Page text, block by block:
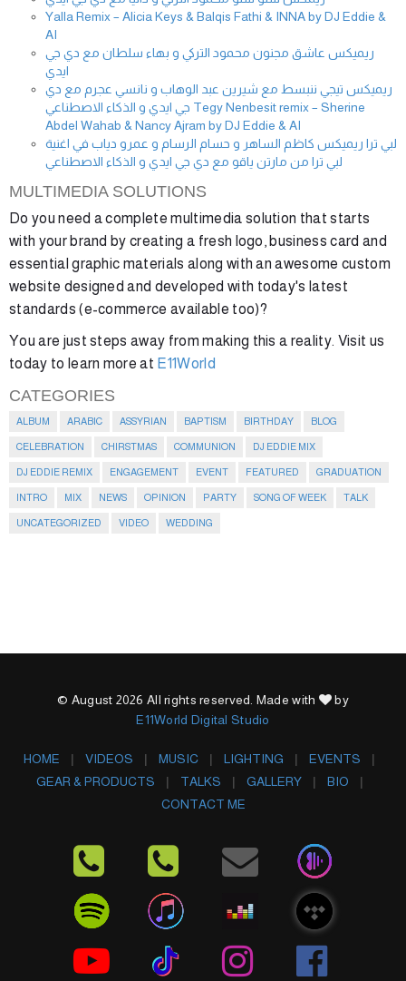
Yalla Remix – Alicia Keys & Balqis Fathi & INNA by DJ Eddie &
AI
ريميكس عاشق مجنون محمود التركي و بهاء سلطان مع دي جي
ايدي
ريميكس تيجي ننبسط مع شيرين عبد الوهاب و نانسي عجرم مع دي
جي ايدي و الذكاء الاصطناعي Tegy Nenbesit remix – Sherine
Abdel Wahab & Nancy Ajram by DJ Eddie & AI
لبي ترا ريميكس كاظم الساهر و حسام الرسام و عمرو دياب في اغنية
لبي ترا من مارتن ياقو مع دي جي ايدي و الذكاء الاصطناعي
MULTIMEDIA SOLUTIONS
Do you need a complete multimedia solution that starts
with your brand by creating a fresh logo, business card and
essential graphic materials along with an awesome custom
website designed and developed with today's latest
standards (e-commerce available too)?
You are just steps away from making this a reality. Visit us
today to learn more at E11World
CATEGORIES
ALBUM ARABIC ASSYRIAN BAPTISM BIRTHDAY BLOG
CELEBRATION CHIRSTMAS COMMUNION DJ EDDIE MIX
DJ EDDIE REMIX ENGAGEMENT EVENT FEATURED GRADUATION
INTRO MIX NEWS OPINION PARTY SONG OF WEEK TALK
UNCATEGORIZED VIDEO WEDDING
© August 2026 All rights reserved. Made with
by
E11World Digital Studio
HOME VIDEOS MUSIC LIGHTING
EVENTS
GEAR & PRODUCTS
TALKS GALLERY
BIO
CONTACT ME